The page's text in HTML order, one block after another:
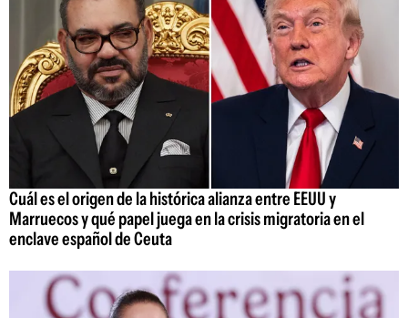
Cuál es el origen de la histórica alianza entre EEUU y
Marruecos y qué papel juega en la crisis migratoria en el
enclave español de Ceuta